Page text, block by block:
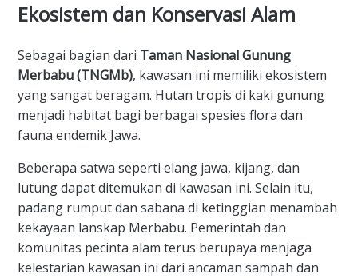
​Ekosistem dan Konservasi Alam
​Sebagai bagian dari Taman Nasional Gunung
Merbabu (TNGMb), kawasan ini memiliki ekosistem
yang sangat beragam. Hutan tropis di kaki gunung
menjadi habitat bagi berbagai spesies flora dan
fauna endemik Jawa.
​Beberapa satwa seperti elang jawa, kijang, dan
lutung dapat ditemukan di kawasan ini. Selain itu,
padang rumput dan sabana di ketinggian menambah
kekayaan lanskap Merbabu. Pemerintah dan
komunitas pecinta alam terus berupaya menjaga
kelestarian kawasan ini dari ancaman sampah dan